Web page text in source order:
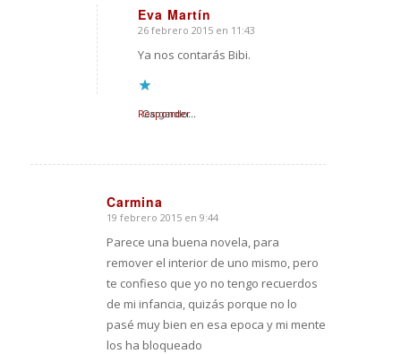
Eva Martín
Dice:
26 febrero 2015 en 11:43
Ya nos contarás Bibi.
Cargando...
Responder
Carmina
Dice:
19 febrero 2015 en 9:44
Parece una buena novela, para
remover el interior de uno mismo, pero
te confieso que yo no tengo recuerdos
de mi infancia, quizás porque no lo
pasé muy bien en esa epoca y mi mente
los ha bloqueado